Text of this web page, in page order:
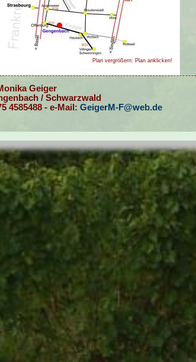
Plan vergrößern: Plan anklicken!
Geiger
/ Schwarzwald
4585488 - e-Mail: GeigerM-F@web.de